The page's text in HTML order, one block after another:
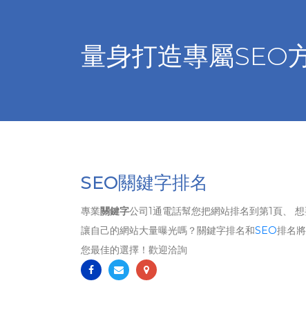
量身打造專屬SEO
SEO關鍵字排名
專業關鍵字公司1通電話幫您把網站排名到第1頁、
讓自己的網站大量曝光嗎？關鍵字排名和SEO排名
您最佳的選擇！歡迎洽詢